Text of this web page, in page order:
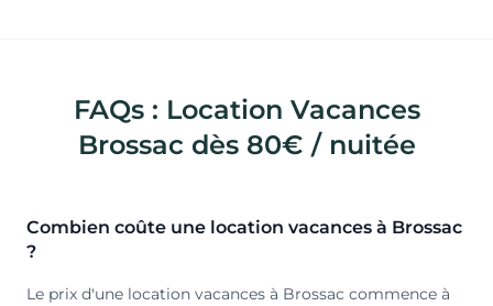
FAQs : Location Vacances
Brossac dès 80€ / nuitée
Combien coûte une location vacances à Brossac
?
Le prix d'une location vacances à Brossac commence à